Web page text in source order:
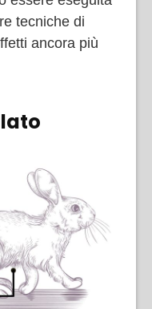
tecniche di
ancora più